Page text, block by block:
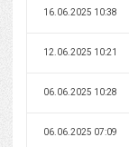
16.06.2025 10:38
12.06.2025 10:21
06.06.2025 10:28
06.06.2025 07:09